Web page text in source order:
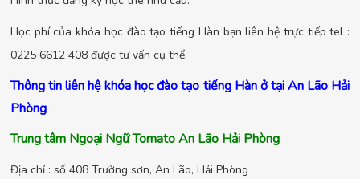
Học phí của khóa học đào tạo tiếng Hàn bạn liên hệ trực tiếp tel :
0225 6612 408 được tư vấn cụ thể.
Thông tin liên hệ khóa học đào tạo tiếng Hàn ở tại An Lão Hải
Phòng
Trung tâm Ngoại Ngữ Tomato An Lão Hải Phòng
Địa chỉ : số 408 Trường sơn, An Lão, Hải Phòng